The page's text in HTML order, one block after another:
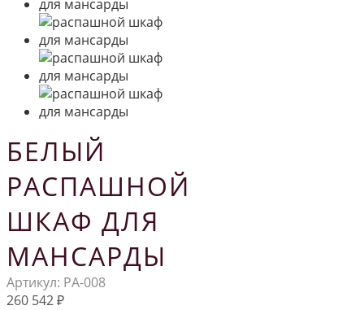
БЕЛЫЙ
РАСПАШНОЙ
ШКАФ ДЛЯ
МАНСАРДЫ
Артикул: РА-008
260 542₽